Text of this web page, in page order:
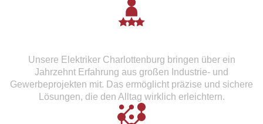
Unsere Elektriker Charlottenburg bringen über ein
Jahrzehnt Erfahrung aus großen Industrie- und
Gewerbeprojekten mit. Das ermöglicht präzise und sichere
Lösungen, die den Alltag wirklich erleichtern.